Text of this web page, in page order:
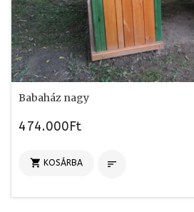
Babaház nagy
474.000Ft
 KOSÁRBA 